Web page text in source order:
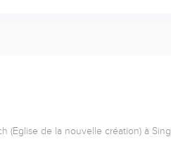
(Eglise de la nouvelle création) à